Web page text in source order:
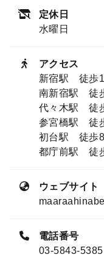
定休日
水曜日
アクセス
新宿駅 徒歩
南新宿駅 徒
代々木駅 徒
参宮橋駅 徒
初台駅 徒歩
都庁前駅 徒
ウェブサイト
電話番号
03-5843-5385